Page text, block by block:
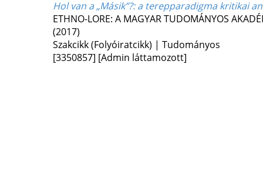
Hol van a „Másik”?: a terepparadigma kritikai
ETHNO-LORE: A MAGYAR TUDOMÁNYOS
(2017)
Szakcikk (Folyóiratcikk) | Tudományos
[3350857] [Admin láttamozott]